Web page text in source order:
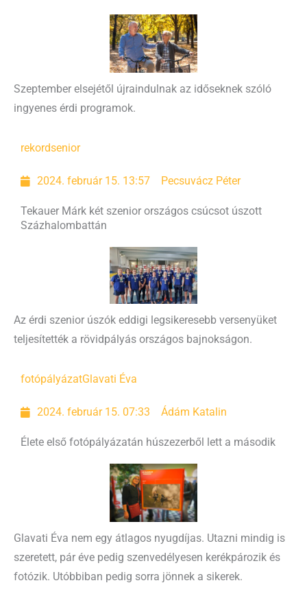
Szeptember elsejétől újraindulnak az időseknek szóló
ingyenes érdi programok.
rekordsenior
2024. február 15. 13:57 Pecsuvácz Péter
Tekauer Márk két szenior országos csúcsot úszott
Százhalombattán
Az érdi szenior úszók eddigi legsikeresebb versenyüket
teljesítették a rövidpályás országos bajnokságon.
fotópályázatGlavati Éva
2024. február 15. 07:33 Ádám Katalin
Élete első fotópályázatán húszezerből lett a második
Glavati Éva nem egy átlagos nyugdíjas. Utazni mindig is
szeretett, pár éve pedig szenvedélyesen kerékpározik és
fotózik. Utóbbiban pedig sorra jönnek a sikerek.